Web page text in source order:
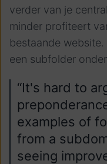
verder van je
minder profiteert
bestaande
een subfolder
“It's hard to
examples of
from a
seeing